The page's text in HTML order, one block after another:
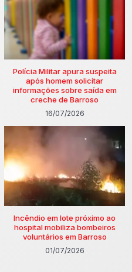
Polícia Militar apura suspeita
após homem solicitar
informações sobre saída em
creche de Barroso
16/07/2026
Incêndio em lote próximo ao
hospital mobiliza bombeiros
voluntários em Barroso
01/07/2026